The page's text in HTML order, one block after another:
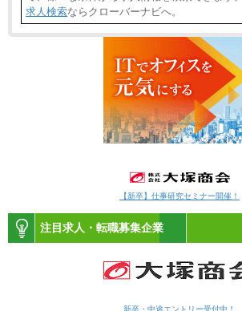
求人検索ならクローバーナビへ。
【新卒】仕事研究セミナー開催！
注目求人・転職募集企業
新卒・中途エントリー受付中！